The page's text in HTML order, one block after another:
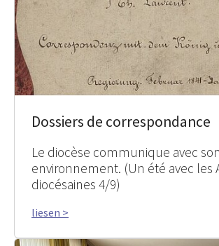
Dossiers de correspondance
Le diocèse communique avec son
environnement. (Un été avec les
diocésaines 4/9)
liesen >